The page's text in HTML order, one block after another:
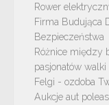
Rower
Firma Budująca
Bezpieczeństwa
Różnice między
pasjonatów walki
Felgi - ozdoba
Aukcje aut